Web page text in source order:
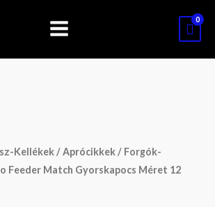
Kellékek/Aprócikkek/ Forgók-
Feeder Match Gyorskapocs Méret 12